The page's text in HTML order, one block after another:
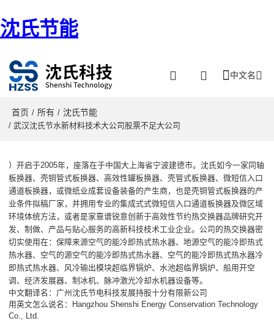
沈氏节能
中文名
首页 / 所有 / 沈氏节能
/ 武汉沈氏节水新材料技术大公司股票不足大公司
）开启于2005年， 座落在于中国大上海省宁波建德市。沈氏如今一家 同轴
板换器、壳铜管式板换器、高效性罐板换器、壳管式板换器、微短信入口
通道板换器，或微纸业成套设备装备的产生商，也是壳铜管式板换器的产
业条件拟稿厂家，并拥用专业的集成式式微短信入口通道板换器及微区域
环境体统方法，或者是家靠谱锐意创新于高效性节约热交换器品牌研究开
发、制做、产品与贴心服务的高新科技枝术工业企业。公司的热交换器密
切实使用在：保障来源空气的能冷即热式热水器、地源空气的能冷即热式
热水器、空气的源空气的能冷即热式热水器、空气的能冷即热式热水器冷
即热式热水器、风冷输出模块超临界锅炉、水池超临界锅炉、船用开空
调、经济发展器、制冰机、脉冲激光冷却水机器设备等。
中文翻译名：广州沈氏节电科技发展持股十分有限新公司
用英文怎么说名：Hangzhou Shenshi Energy Conservation Technology
Co., Ltd.